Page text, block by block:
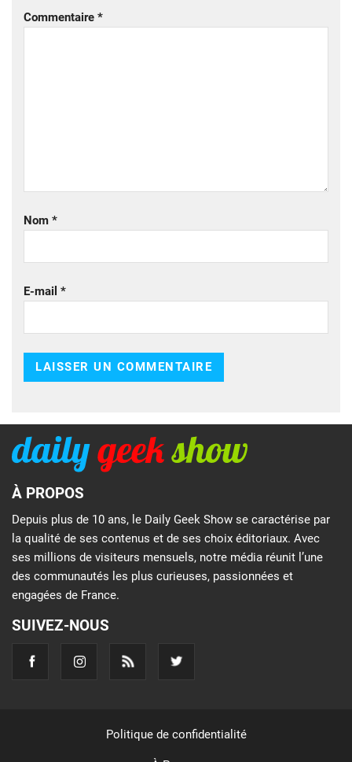
Commentaire *
Nom *
E-mail *
À PROPOS
Depuis plus de 10 ans, le Daily Geek Show se caractérise par
la qualité de ses contenus et de ses choix éditoriaux. Avec
ses millions de visiteurs mensuels, notre média réunit l’une
des communautés les plus curieuses, passionnées et
engagées de France.
SUIVEZ-NOUS
Politique de confidentialité